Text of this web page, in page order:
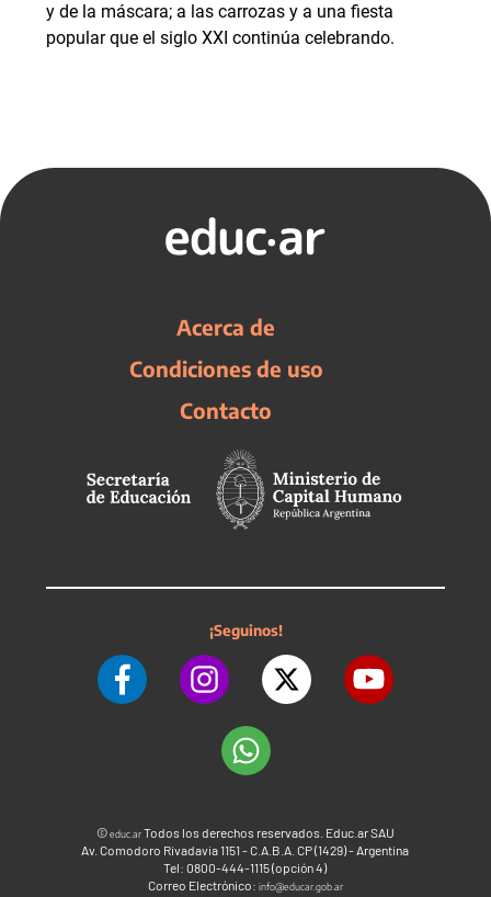
y de la máscara; a las carrozas y a una fiesta
popular que el siglo XXI continúa celebrando.
Acerca de
Condiciones de uso
Contacto
¡Seguinos!
©educ.arTodos los derechos reservados. Educ.ar SAU
Av. Comodoro Rivadavia 1151 - C.A.B.A. CP (1429) - Argentina
Tel: 0800-444-1115 (opción 4)
Correo Electrónico: info@educar.gob.ar